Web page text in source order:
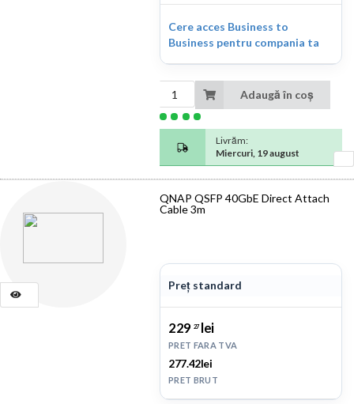
Cere acces Business to
Business pentru compania ta
Adaugă în coș
Livrăm:
Miercuri, 19 august
QNAP QSFP 40GbE Direct Attach
Cable 3m
Preț standard
229 27lei
PRET FARA TVA
277.42lei
PRET BRUT